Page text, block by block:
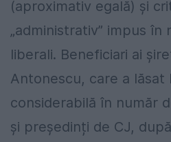
(aproximativ egală) și
„administrativ” impus în
liberali. Beneficiari ai
Antonescu, care a lăsat
considerabilă în număr
și președinți de CJ,